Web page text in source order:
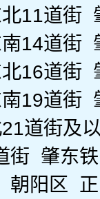
11道街
14道街
16道街
19道街
道街及
街 肇东
朝阳区